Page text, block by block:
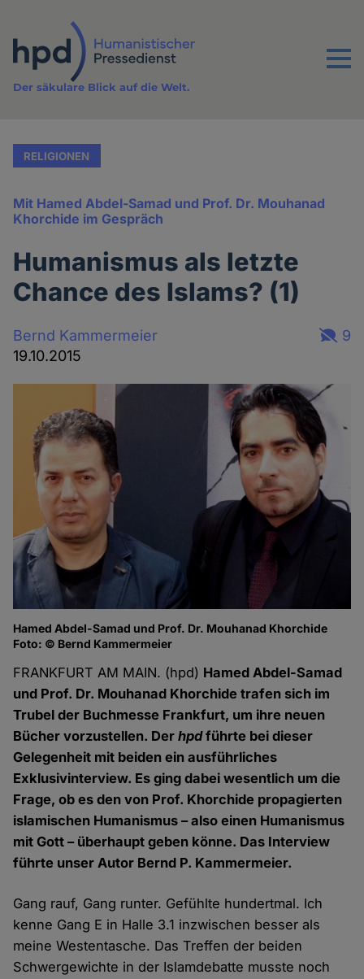
Inhalt
Menu
Der säkulare Blick auf die Welt.
RELIGIONEN
Mit Hamed Abdel-Samad und Prof. Dr. Mouhanad
Khorchide im Gespräch
Humanismus als letzte
Chance des Islams? (1)
Bernd Kammermeier
19.10.2015
9
Hamed Abdel-Samad und Prof. Dr. Mouhanad Khorchide
Foto: © Bernd Kammermeier
FRANKFURT AM MAIN. (hpd) Hamed Abdel-Samad
und Prof. Dr. Mouhanad Khorchide trafen sich im
Trubel der Buchmesse Frankfurt, um ihre neuen
Bücher vorzustellen. Derhpdführte bei dieser
Gelegenheit mit beiden ein ausführliches
Exklusivinterview. Es ging dabei wesentlich um die
Frage, ob es den von Prof. Khorchide propagierten
islamischen Humanismus – also einen Humanismus
mit Gott – überhaupt geben könne. Das Interview
führte unser Autor Bernd P. Kammermeier.
Gang rauf, Gang runter. Gefühlte hundertmal. Ich
kenne Gang E in Halle 3.1 inzwischen besser als
meine Westentasche. Das Treffen der beiden
Schwergewichte in der Islamdebatte musste noch